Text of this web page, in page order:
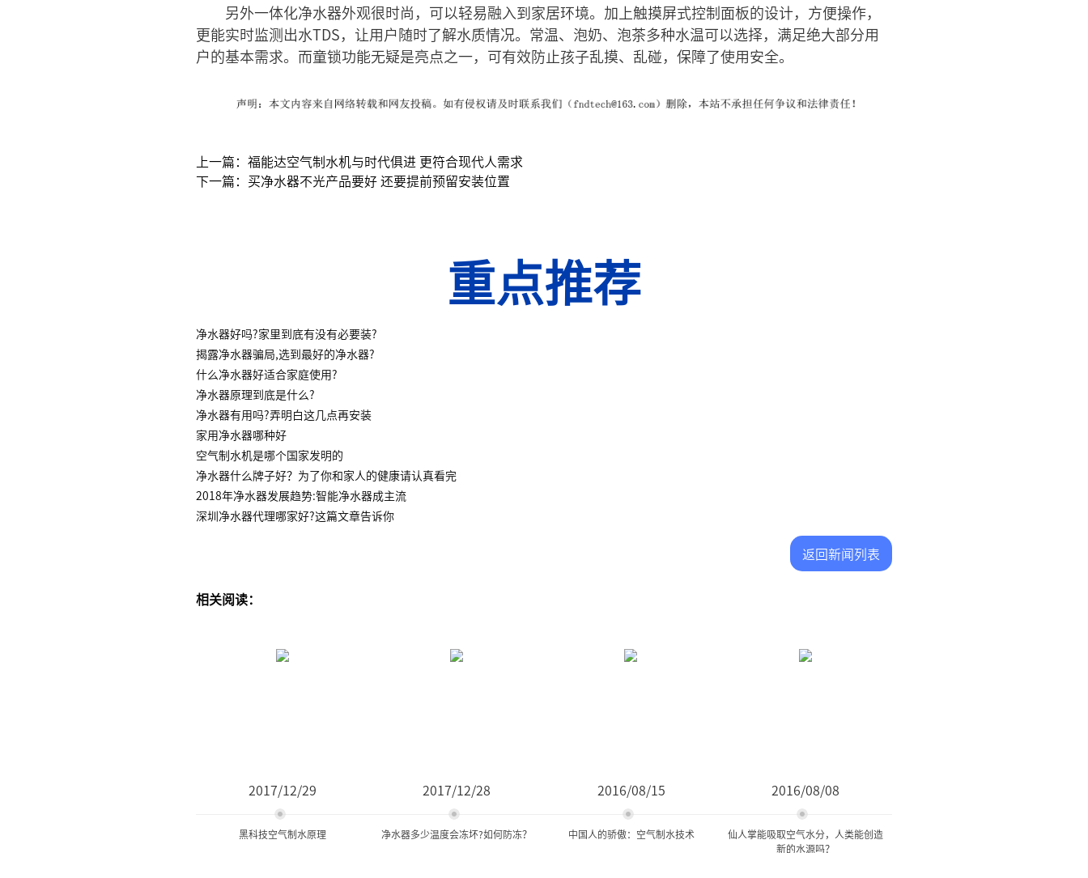
另外一体化净水器外观很时尚，可以轻易融入到家居环境。加上触摸屏式控制面板的设计，方便操作，
更能实时监测出水TDS，让用户随时了解水质情况。常温、泡奶、泡茶多种水温可以选择，满足绝大部分用
户的基本需求。而童锁功能无疑是亮点之一，可有效防止孩子乱摸、乱碰，保障了使用安全。
上一篇：福能达空气制水机与时代俱进 更符合现代人需求
下一篇：买净水器不光产品要好 还要提前预留安装位置
重点推荐
净水器好吗?家里到底有没有必要装?
揭露净水器骗局,选到最好的净水器?
什么净水器好适合家庭使用?
净水器原理到底是什么?
净水器有用吗?弄明白这几点再安装
家用净水器哪种好
空气制水机是哪个国家发明的
净水器什么牌子好？为了你和家人的健康请认真看完
2018年净水器发展趋势:智能净水器成主流
深圳净水器代理哪家好?这篇文章告诉你
返回新闻列表
相关阅读：
2017/12/29
黑科技空气制水原理
2017/12/28
净水器多少温度会冻坏?如何防冻？
2016/08/15
中国人的骄傲：空气制水技术
2016/08/08
仙人掌能吸取空气水分，人类能创造
新的水源吗？